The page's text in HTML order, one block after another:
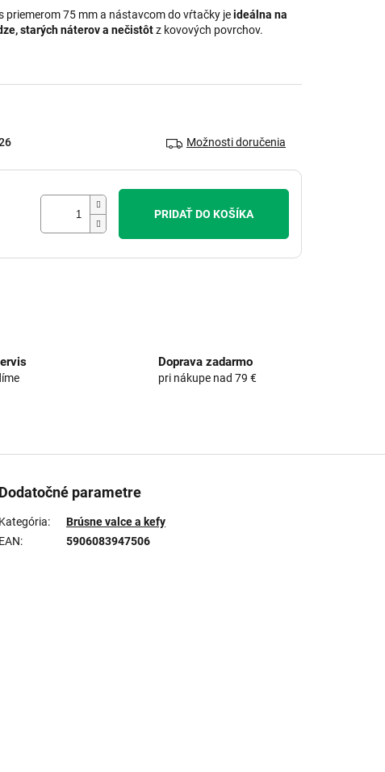
Možnosti doručenia
PRIDAŤ DO KOŠÍKA
priemerom 75 mm a nástavcom do vŕtačky jeideálna na
starých náterov a nečistôtz kovových povrchov.
Doprava zadarmo
pri nákupe nad 79 €
Dodatočné parametre
Kategória:
Brúsne valce a kefy
EAN: 5906083947506